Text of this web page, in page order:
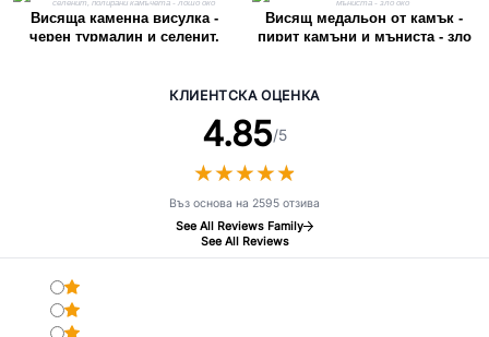
Висяща каменна висулка -
черен турмалин и селенит,
Висящ медальон от камък -
пирит камъни и мъниста - зло
КЛИЕНТСКА ОЦЕНКА
4.85/5
★★★★★
★★★★★
Въз основа на 2595 отзива
See All Reviews Family
See All Reviews